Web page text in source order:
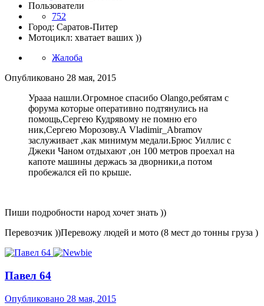
Пользователи
752
Город: Саратов-Питер
Мотоцикл: хватает ваших ))
Жалоба
Опубликовано 28 мая, 2015
Урааа нашли.Огромное спасибо Olango,ребятам с
форума которые оперативно подтянулись на
помощь,Сергею Кудрявому не помню его
ник,Сергею Морозову.А Vladimir_Abramov
заслуживает ,как минимум медали.Брюс Уиллис с
Джеки Чаном отдыхают ,он 100 метров проехал на
капоте машины держась за дворники,а потом
пробежался ей по крыше.
Пиши подробности народ хочет знать ))
Перевозчик ))Перевожу людей и мото (8 мест до тонны груза )
Павел 64
Опубликовано 28 мая, 2015